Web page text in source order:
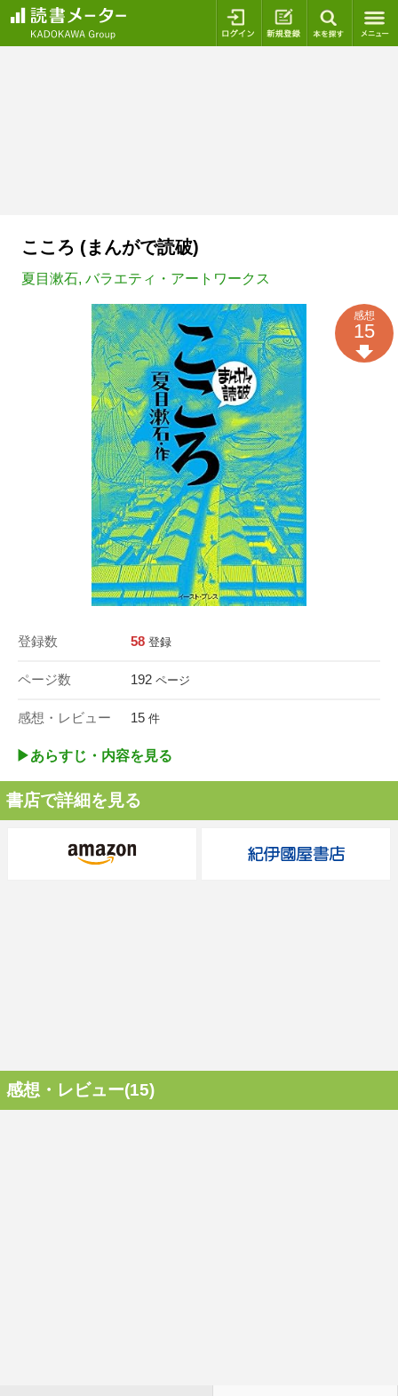
ログイン 新規登録
こころ (まんがで読破)
夏目漱石, バラエティ・アートワークス
登録数 58 登録
ページ数 192 ページ
感想・レビュー 15 件
感想
15
▶︎あらすじ・内容を見る
書店で詳細を見る
感想・レビュー(15)